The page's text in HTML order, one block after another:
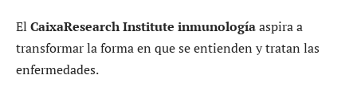
El CaixaResearch Institute inmunologíaaspira a
transformar la forma en que se entienden y tratan las
enfermedades.